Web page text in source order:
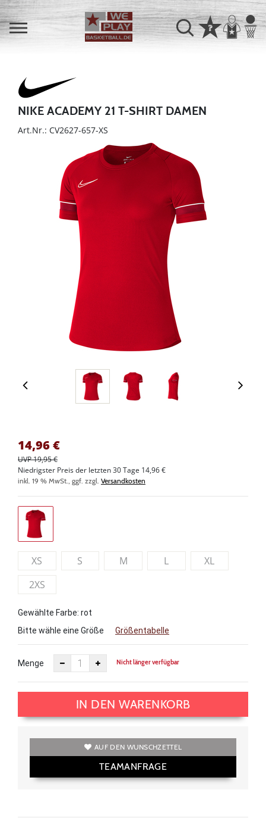
NIKE ACADEMY 21 T-SHIRT DAMEN
Art.Nr.: CV2627-657-XS
14,96 €
UVP 19,95 €
Niedrigster Preis der letzten 30 Tage 14,96 €
inkl. 19 % MwSt., ggf. zzgl. Versandkosten
XS S M L
XL
2XS
Gewählte Farbe: rot
Bitte wähle eine Größe
Größentabelle
Menge Nicht länger verfügbar
IN DEN WARENKORB
AUF DEN WUNSCHZETTEL
TEAMANFRAGE